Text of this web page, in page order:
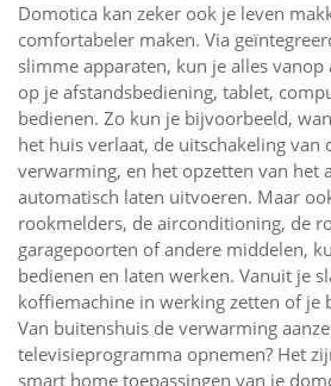
Domotica kan zeker ook je leven
comfortabeler maken. Via
slimme apparaten, kun je alles
op je afstandsbediening, tablet,
bedienen. Zo kun je bijvoorbeeld,
het huis verlaat, de uitschakeling van
verwarming, en het opzetten van het
automatisch laten uitvoeren. Maar
rookmelders, de airconditioning, de
garagepoorten of andere middelen,
bedienen en laten werken. Vanuit je
koffiemachine in werking zetten of je
Van buitenshuis de verwarming
televisieprogramma opnemen? Het
smart home toepassingen van je